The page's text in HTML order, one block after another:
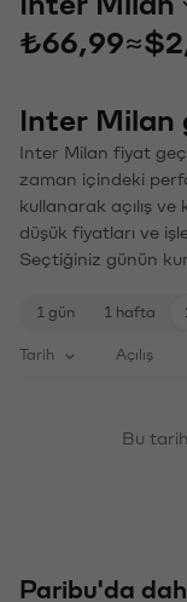
₺66,99≈
Inter Milan
Inter Milan fiyat
zaman içindeki
kullanarak açılış ve
düşük fiyatları ve
Seçtiğiniz günün
1 gün 1 hafta
Tarih Açılış
Bu tarih
Paribu'da